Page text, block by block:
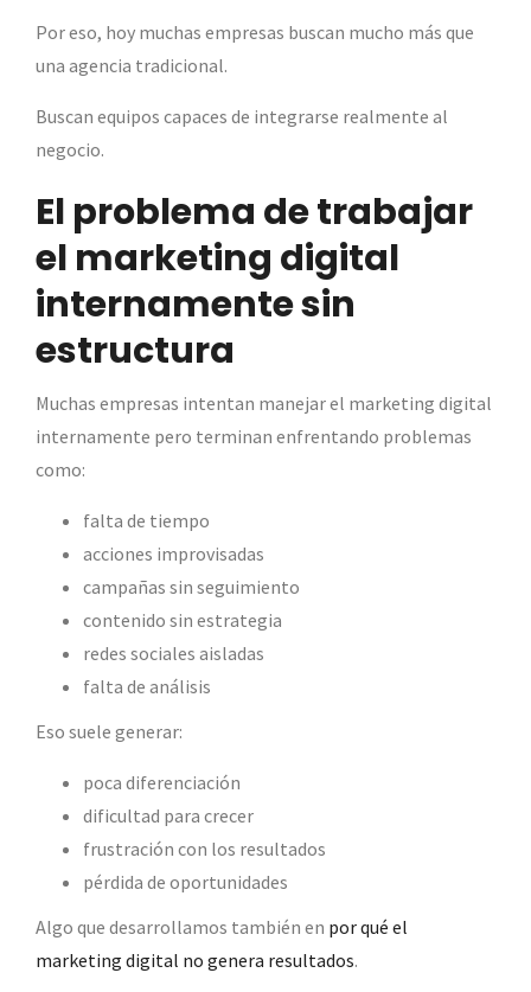
Por eso, hoy muchas empresas buscan mucho más que
una agencia tradicional.
Buscan equipos capaces de integrarse realmente al
negocio.
El problema de trabajar
el marketing digital
internamente sin
estructura
Muchas empresas intentan manejar el marketing digital
internamente pero terminan enfrentando problemas
como:
falta de tiempo
acciones improvisadas
campañas sin seguimiento
contenido sin estrategia
redes sociales aisladas
falta de análisis
Eso suele generar:
poca diferenciación
dificultad para crecer
frustración con los resultados
pérdida de oportunidades
Algo que desarrollamos también en por qué el
marketing digital no genera resultados.